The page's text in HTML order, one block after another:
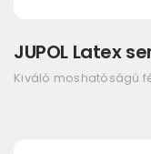
JUPOL Latex
Kiváló moshatóságú